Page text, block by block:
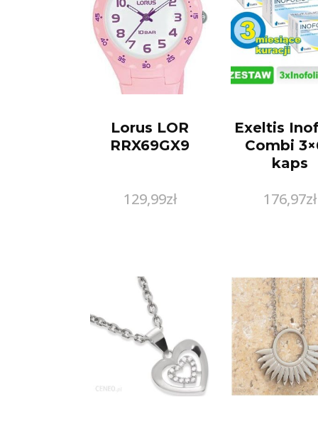
Lorus LOR
RRX69GX9
129,99zł
Exeltis
Combi
kaps
176,97zł